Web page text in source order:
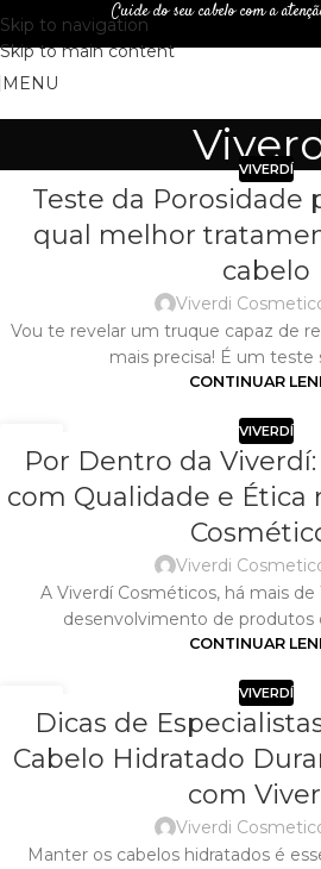
Skip to navigation
Skip to main content
Cuide do seu cabelo com a
MENU
VIVERDÍ
Teste da Porosidade
qual melhor
cabelo
Viverdi
Vou te revelar um truque capaz de
mais precisa! É um teste
CONTINUAR
02
ABR
VIVERDÍ
Por Dentro da
com Qualidade e Ética
Viverdi
​A Viverdí Cosméticos, há mais de
desenvolvimento de produtos
CONTINUAR
02
ABR
VIVERDÍ
Dicas de
Cabelo Hidratado
com
Viverdi
Manter os cabelos hidratados é